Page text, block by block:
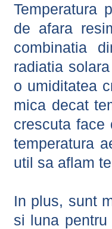
Temperatura
de afara
combinatia
radiatia
o umiditatea
mica decat
crescuta face
temperatura
util sa aflam
In plus, sunt
si luna